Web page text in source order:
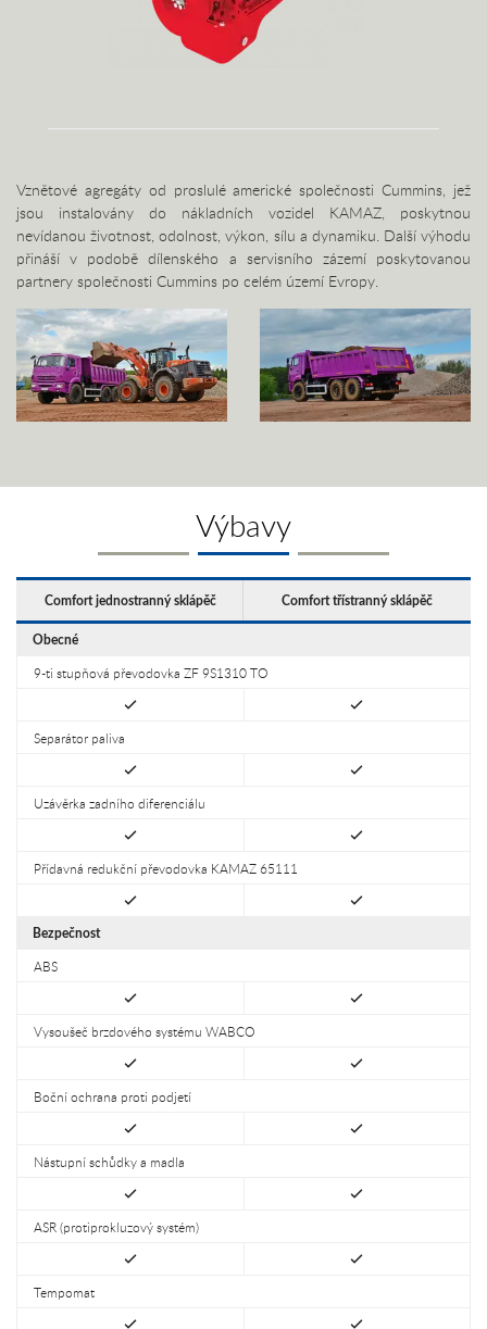
Vznětové agregáty od proslulé americké společnosti Cummins, jež
jsou instalovány do nákladních vozidel KAMAZ, poskytnou
nevídanou životnost, odolnost, výkon, sílu a dynamiku. Další výhodu
přináší v podobě dílenského a servisního zázemí poskytovanou
partnery společnosti Cummins po celém území Evropy.
Výbavy
Comfort jednostranný sklápěč Comfort třístranný sklápěč
Obecné
9-ti stupňová převodovka ZF 9S1310 TO
Separátor paliva
Uzávěrka zadního diferenciálu
Přídavná redukční převodovka KAMAZ 65111
Bezpečnost
ABS
Vysoušeč brzdového systému WABCO
Boční ochrana proti podjetí
Nástupní schůdky a madla
ASR (protiprokluzový systém)
Tempomat